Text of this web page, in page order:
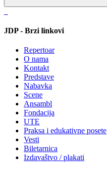
JDP - Brzi linkovi
Repertoar
O nama
Kontakt
Predstave
Nabavka
Scene
Ansambl
Fondacija
UTE
Praksa i edukativne posete
Vesti
Biletarnica
Izdavaštvo / plakati